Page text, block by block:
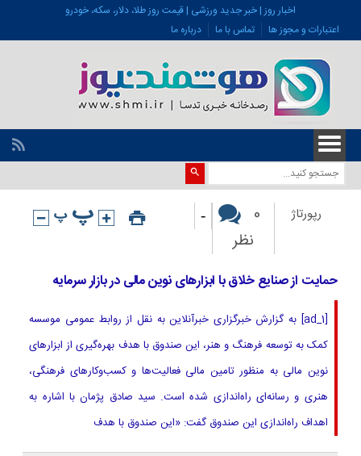
اخبار روز | خبر جدید ورزشی | قیمت روز طلا، دلار، سکه، خودرو
اعتبارات و مجوز ها
تماس با ما درباره ما
رپورتاژ
0
نظر
-
حمایت از صنایع خلاق با ابزارهای نوین مالی در بازار سرمایه
[ad_1] به گزارش خبرگزاری خبرآنلاین به نقل از روابط عمومی موسسه
کمک به توسعه فرهنگ و هنر، این صندوق با هدف بهره‌­گیری از ابزارهای
نوین مالی به منظور تامین مالی فعالیت‌­ها و کسب‌وکارهای فرهنگی،
هنری و رسانه‌ای راه‌اندازی شده است. سید صادق پژمان با اشاره به
اهداف راه‌اندازی این صندوق گفت: «این صندوق با هدف